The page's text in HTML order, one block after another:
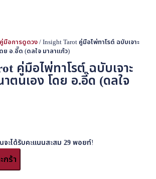
มือการดูดวง/ Insight Tarot คู่มือไพ่ทาโรต์ ฉบับเจาะ
อ.อี๊ด (ดลใจ มาลาแก้ว)
คู่มือไพ่ทาโรต์ ฉบับเจาะ
ตนเอง โดย อ.อี๊ด (ดลใจ
ะได้รับคะแนนสะสม 29พอยท์!
กร้า